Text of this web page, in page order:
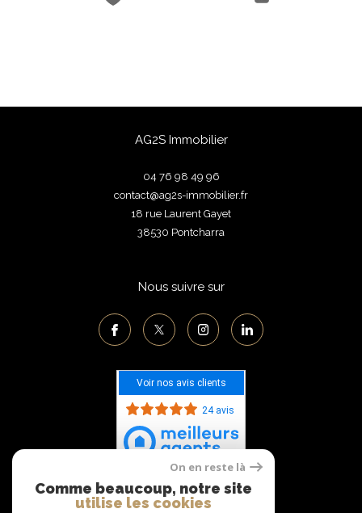
AG2S Immobilier
04 76 98 49 96
contact@ag2s-immobilier.fr
18 rue Laurent Gayet
38530
pontcharra
Nous suivre sur
Voir nos avis clients
24 avis
Adhérents
On en reste là
Comme beaucoup, notre site
utilise les cookies